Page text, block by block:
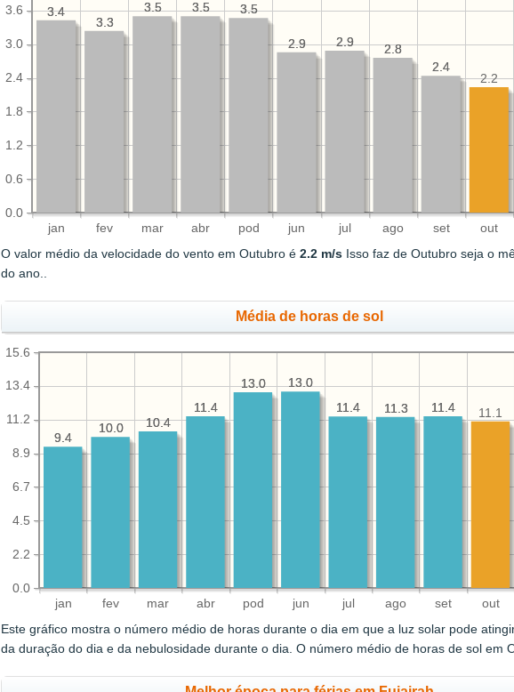
jan fev mar abr pod jun jul ago set out
0.0
0.6
1.2
1.8
2.4
3.0
3.6
2.4
2.8
2.9
2.9
3.5
3.5
3.5
3.3
3.4
2.2
2.4
2.8
2.9
2.9
3.5
3.5
3.5
3.3
3.4
O valor médio da velocidade do vento em Outubro é2.2 m/s Isso faz de Outubro seja o
do ano..
Média de horas de sol
jan fev mar abr pod jun jul ago set out
0.0
2.2
4.5
6.7
8.9
11.2
13.4
15.6
11.4
11.3
11.4
13.0
13.0
11.4
10.4
10.0
9.4
11.1
11.4
11.3
11.4
13.0
13.0
11.4
10.4
10.0
9.4
Este gráfico mostra o número médio de horas durante o dia em que a luz solar pode
da duração do dia e da nebulosidade durante o dia. O número médio de horas de sol em